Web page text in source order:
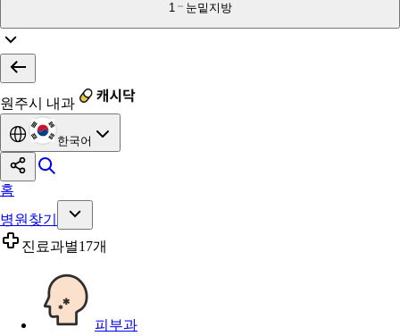
1 눈밑지방
원주시 내과
한국어
홈
병원찾기
진료과별17개
피부과